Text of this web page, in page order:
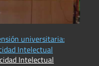
universitaria:
Intelectual
Intelectual